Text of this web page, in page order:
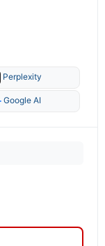
Perplexity
Google AI